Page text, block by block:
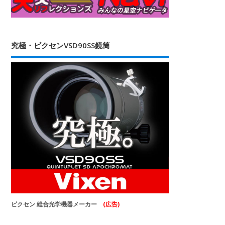
究極・ビクセンVSD90SS鏡筒
ビクセン 総合光学機器メーカー (広告)